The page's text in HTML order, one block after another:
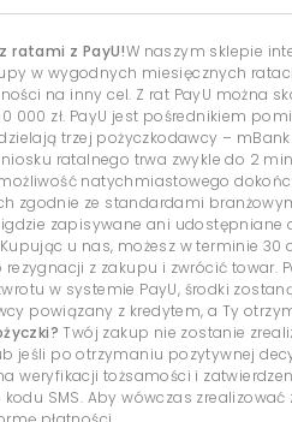
ratami z PayU!W naszym sklepie
w wygodnych miesięcznych
na inny cel. Z rat PayU można
000 zł. PayU jest pośrednikiem
trzej pożyczkodawcy – mBank
ratalnego trwa zwykle do 2
natychmiastowego
zgodnie ze standardami
zapisywane ani udostępniane
Kupując u nas, możesz w terminie
z zakupu i zwrócić towar.
w systemie PayU, środki
powiązany z kredytem, a Ty
Twój zakup nie zostanie
jeśli po otrzymaniu pozytywnej
weryfikacji tożsamości i
SMS. Aby wówczas